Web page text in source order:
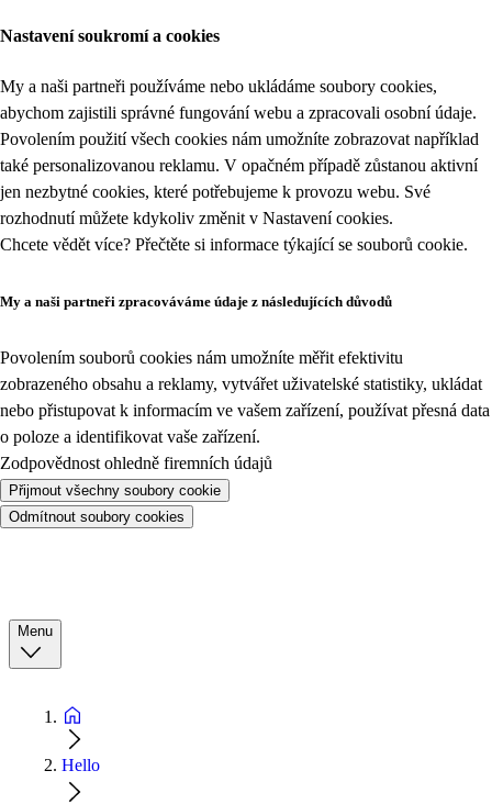
Nastavení soukromí a cookies
My a naši partneři používáme nebo ukládáme soubory cookies,
abychom zajistili správné fungování webu a zpracovali osobní údaje.
Povolením použití všech cookies nám umožníte zobrazovat například
také personalizovanou reklamu. V opačném případě zůstanou aktivní
jen nezbytné cookies, které potřebujeme k provozu webu. Své
rozhodnutí můžete kdykoliv změnit v Nastavení cookies.
Chcete vědět více? Přečtěte si informace týkající se souborů cookie.
My a naši partneři zpracováváme údaje z následujících důvodů
Povolením souborů cookies nám umožníte měřit efektivitu
zobrazeného obsahu a reklamy, vytvářet uživatelské statistiky, ukládat
nebo přistupovat k informacím ve vašem zařízení, používat přesná data
o poloze a identifikovat vaše zařízení.
Zodpovědnost ohledně firemních údajů
Přijmout všechny soubory cookie
Odmítnout soubory cookies
Menu
Hello